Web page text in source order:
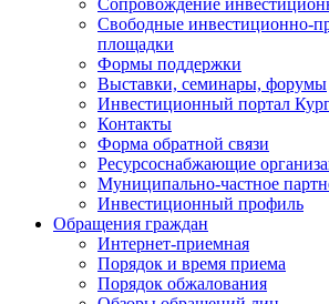
Сопровождение
Свободные инвестиционно-
площадки
Формы поддержки
Выставки, семинары, форумы
Инвестиционный портал
Контакты
Форма обратной связи
Ресурсоснабжающие
Муниципально-частное
Инвестиционный профиль
Обращения граждан
Интернет-приемная
Порядок и время приема
Порядок обжалования